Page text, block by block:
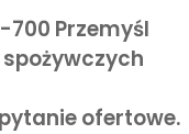
700 Przemyśl
ofertowe.